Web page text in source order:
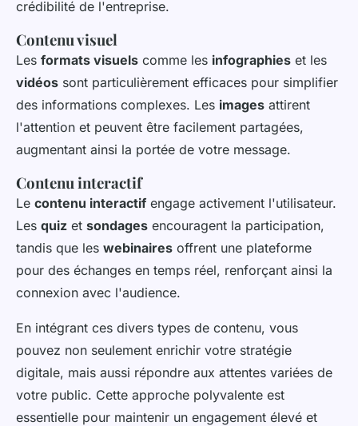
crédibilité de l'entreprise.
Contenu visuel
Les formats visuels comme les infographies et les
vidéos sont particulièrement efficaces pour simplifier
des informations complexes. Les images attirent
l'attention et peuvent être facilement partagées,
augmentant ainsi la portée de votre message.
Contenu interactif
Le contenu interactif engage activement l'utilisateur.
Les quiz et sondages encouragent la participation,
tandis que les webinaires offrent une plateforme
pour des échanges en temps réel, renforçant ainsi la
connexion avec l'audience.
En intégrant ces divers types de contenu, vous
pouvez non seulement enrichir votre stratégie
digitale, mais aussi répondre aux attentes variées de
votre public. Cette approche polyvalente est
essentielle pour maintenir un engagement élevé et